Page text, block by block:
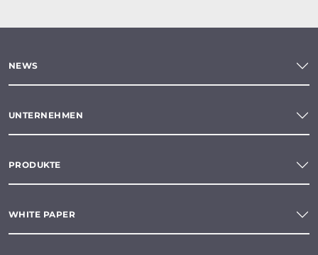
NEWS
UNTERNEHMEN
PRODUKTE
WHITE PAPER